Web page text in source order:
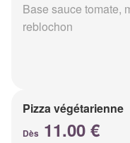
Base sauce tomate,
reblochon
Pizza végétarienne
Dès 11.00 €